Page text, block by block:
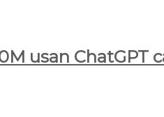
usan ChatGPT